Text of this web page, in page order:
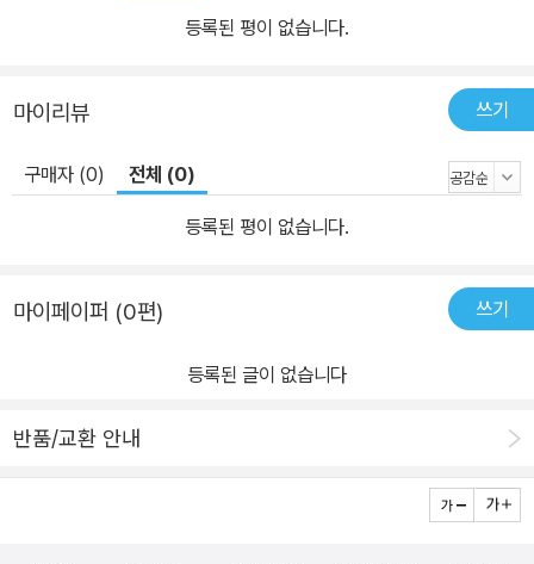
등록된 평이 없습니다.
마이리뷰 쓰기
구매자 (0) 전체 (0)
등록된 평이 없습니다.
마이페이퍼 (0편) 쓰기
등록된 글이 없습니다
반품/교환 안내